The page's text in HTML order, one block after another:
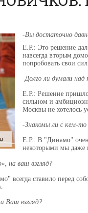
-Вы достаточно
Е.Р.: Это решение
навсегда вторым
попробовать свои
-Долго ли думали
Е.Р.: Решение пришло
сильном и
Москвы не хотелось
-Знакомы ли с кем-то
Е.Р.: В "Динамо"
некоторыми мы даже
на ваш взгляд?
всегда ставило перед
Ваш взгляд?